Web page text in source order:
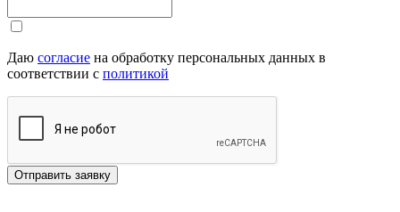
Даю согласие на обработку персональных данных в
соответствии с политикой
Отправить заявку